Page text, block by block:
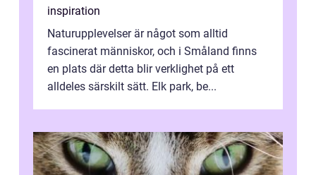
inspiration
Naturupplevelser är något som alltid
fascinerat människor, och i Småland finns
en plats där detta blir verklighet på ett
alldeles särskilt sätt. Elk park, be...